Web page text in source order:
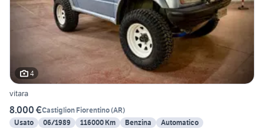
4
vitara
8.000 €Castiglion Fiorentino(AR)
Usato
06/1989 116000 Km Benzina Automatico